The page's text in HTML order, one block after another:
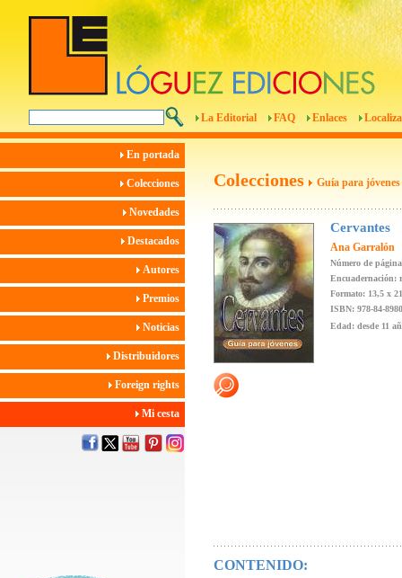
La Editorial FAQ Enlaces
En portada
Colecciones
Novedades
Destacados
Autores
Premios
Noticias
Distribuidores
Foreign rights
Mi cesta
Colecciones Guía para jóvenes
Cervantes
Ana Garralón
Número de
Encuadernación:
Formato: 13,5 x
ISBN: 978-84-
Edad: desde 11
CONTENIDO: